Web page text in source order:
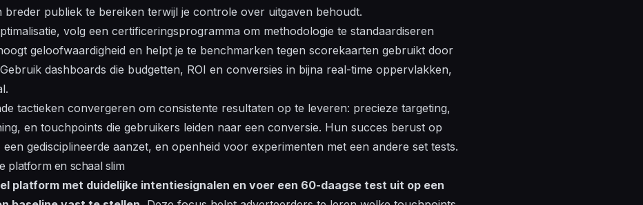
breder publiek te bereiken terwijl je controle over uitgaven behoudt.
volg een certificeringsprogramma om methodologie te standaardiseren
geloofwaardigheid en helpt je te benchmarken tegen scorekaarten gebruikt door
dashboards die budgetten, ROI en conversies in bijna real-time oppervlakken,
tactieken convergeren om consistente resultaten op te leveren: precieze targeting,
en touchpoints die gebruikers leiden naar een conversie. Hun succes berust op
gedisciplineerde aanzet, en openheid voor experimenten met een andere set tests.
platform en schaal slim
platform met duidelijke intentiesignalen en voer een 60-daagse test uit op een